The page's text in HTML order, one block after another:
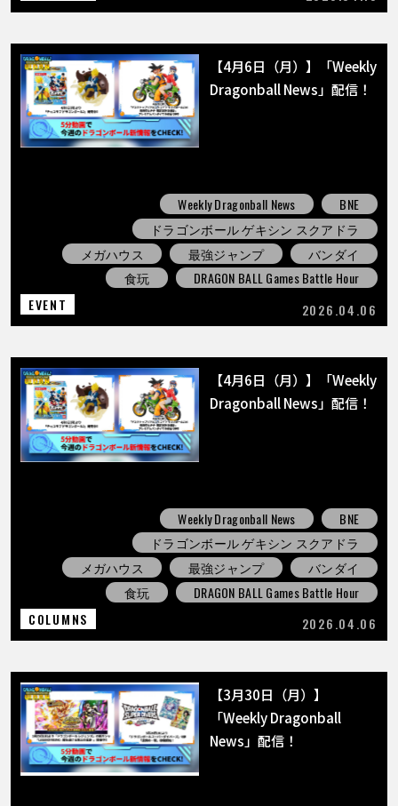
【4月6日（月）】「Weekly
Dragonball News」配信！
Weekly Dragonball News
BNE
ドラゴンボール ゲキシン スクアドラ
メガハウス
最強ジャンプ
バンダイ
食玩
DRAGON BALL Games Battle Hour
EVENT
2026.04.06
【4月6日（月）】「Weekly
Dragonball News」配信！
Weekly Dragonball News
BNE
ドラゴンボール ゲキシン スクアドラ
メガハウス
最強ジャンプ
バンダイ
食玩
DRAGON BALL Games Battle Hour
COLUMNS
2026.04.06
【3月30日（月）】
「Weekly Dragonball
News」配信！